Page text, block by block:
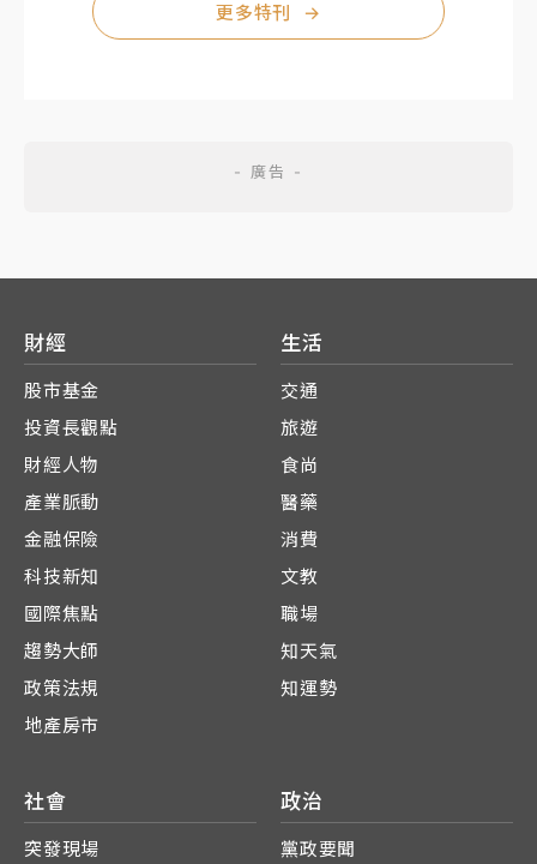
更多特刊 →
財經
股市基金
投資長觀點
財經人物
產業脈動
金融保險
科技新知
國際焦點
趨勢大師
政策法規
地產房市
生活
交通
旅遊
食尚
醫藥
消費
文教
職場
知天氣
知運勢
社會
突發現場
政治
黨政要聞